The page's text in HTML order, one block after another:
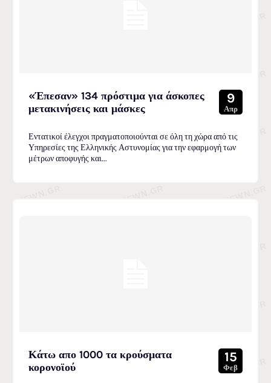
«Έπεσαν» 134 πρόστιμα για άσκοπες
μετακινήσεις και μάσκες
9
Απρ
Εντατικοί έλεγχοι πραγματοποιούνται σε όλη τη χώρα από τις
Υπηρεσίες της Ελληνικής Αστυνομίας για την εφαρμογή των
μέτρων αποφυγής και...
Κάτω απο 1000 τα κρούσματα
κορονοϊού
15
Φεβ